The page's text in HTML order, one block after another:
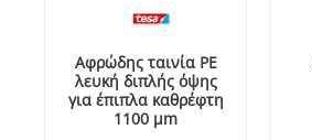
Αφρώδης ταινία ΡΕ
λευκή διπλής όψης
για έπιπλα καθρέφτη
1100 μm